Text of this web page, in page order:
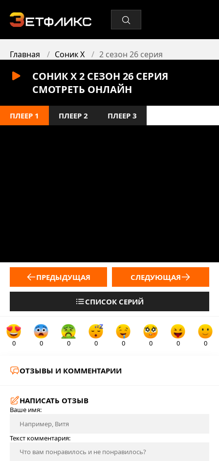
Главная Соник X 2 сезон 26 серия
СОНИК X 2 СЕЗОН 26 СЕРИЯ
СМОТРЕТЬ ОНЛАЙН
ПЛЕЕР 1 ПЛЕЕР 2 ПЛЕЕР 3
ПРЕДЫДУЩАЯ
СПИСОК СЕРИЙ
СЛЕДУЮЩАЯ
0 0 0 0 0 0 0 0
ОТЗЫВЫ И КОММЕНТАРИИ
НАПИСАТЬ ОТЗЫВ
Ваше имя:
Текст комментария: